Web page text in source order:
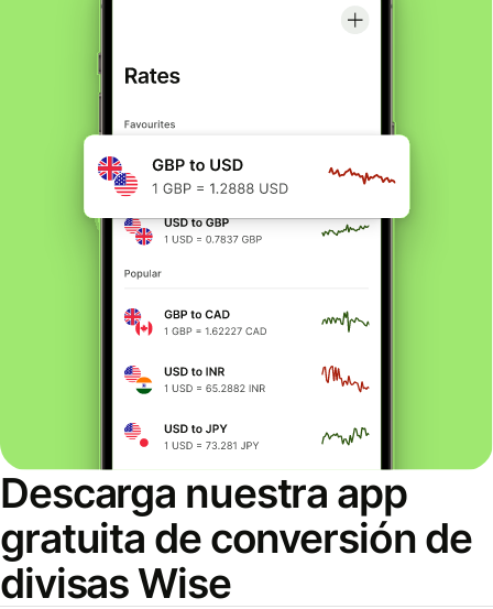
Descarga nuestra app
gratuita de conversión de
divisas Wise